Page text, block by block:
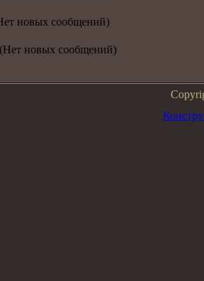
новых сообщений)
(Нет новых сообщений)